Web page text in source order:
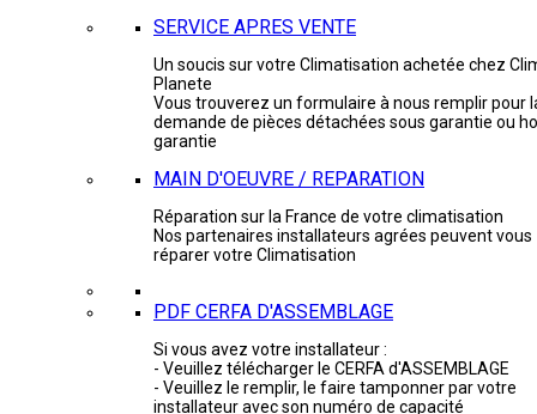
SERVICE APRES VENTE
Un soucis sur votre Climatisation achetée chez
Planete
Vous trouverez un formulaire à nous remplir pour
demande de pièces détachées sous garantie ou
garantie
MAIN D'OEUVRE / REPARATION
Réparation sur la France de votre climatisation
Nos partenaires installateurs agrées peuvent vous
réparer votre Climatisation
PDF CERFA D'ASSEMBLAGE
Si vous avez votre installateur :
- Veuillez télécharger le CERFA d'ASSEMBLAGE
- Veuillez le remplir, le faire tamponner par votre
installateur avec son numéro de capacité